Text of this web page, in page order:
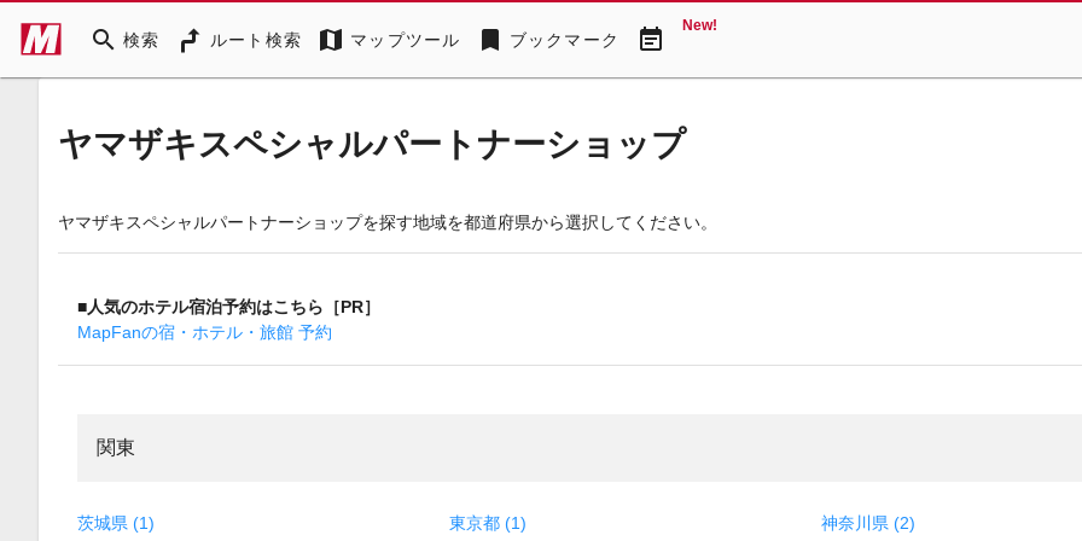
search 検索 ルート検索 map マップツール bookmark ブックマーク event_note New!
ヤマザキスペシャルパートナーショップ
ヤマザキスペシャルパートナーショップを探す地域を都道府県から選択してください。
■人気のホテル宿泊予約はこちら［PR］
MapFanの宿・ホテル・旅館 予約
関東
茨城県 (1) 東京都 (1) 神奈川県 (2)